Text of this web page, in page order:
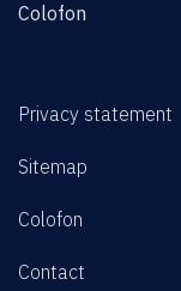
Colofon
Privacy statement
Sitemap
Colofon
Contact